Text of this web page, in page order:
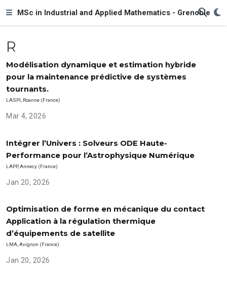
MSc in Industrial and Applied Mathematics - Grenoble
R
Modélisation dynamique et estimation hybride
pour la maintenance prédictive de systèmes
tournants.
LASPI, Roanne (France)
Mar 4, 2026
Intégrer l’Univers : Solveurs ODE Haute-
Performance pour l’Astrophysique Numérique
LAPP, Annecy (France)
Jan 20, 2026
Optimisation de forme en mécanique du contact
Application à la régulation thermique
d’équipements de satellite
LMA, Avignon (France)
Jan 20, 2026